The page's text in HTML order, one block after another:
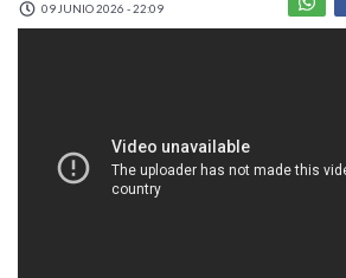
09 JUNIO 2026 - 22:09